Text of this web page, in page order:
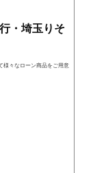
・埼玉りそ
様々なローン商品をご用意